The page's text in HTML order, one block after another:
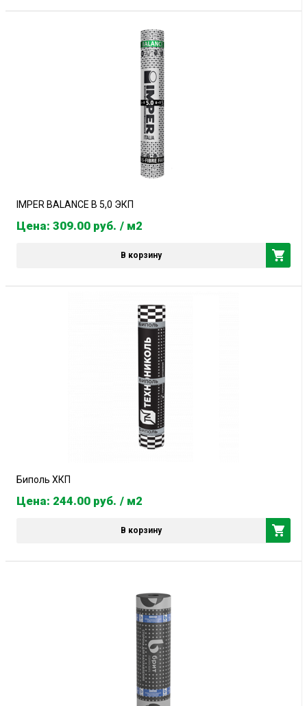
IMPER BALANCE B 5,0 ЭКП
Цена: 309.00 руб. / м2
В корзину
Биполь ХКП
Цена: 244.00 руб. / м2
В корзину